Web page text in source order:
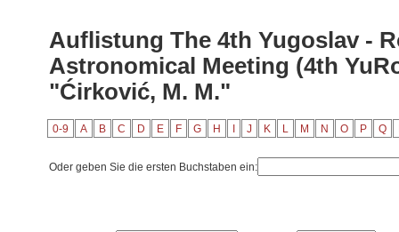
Auflistung The 4th Yugoslav -
Astronomical Meeting (4th
"Ćirković, M. M."
0-9 A B C D E F G H J K L M N O P Q
Oder geben Sie die ersten Buchstaben ein: